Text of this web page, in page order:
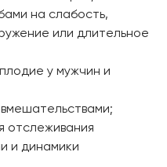
на слабость,
или длительное
у мужчин и
отслеживания
и динамики